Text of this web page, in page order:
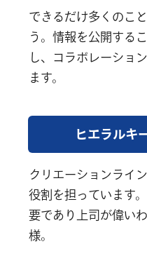
できるだけ多くのこ
う。情報を公開する
し、コラボレーショ
ます。
ヒエラルキ
クリエーションライ
役割を担っています
要であり上司が偉い
様。